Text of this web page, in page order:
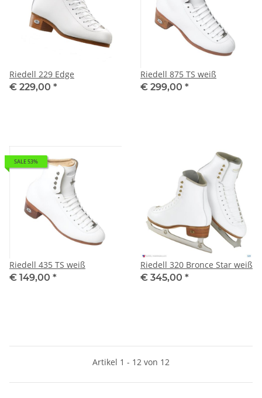
Riedell 229 Edge
€ 229,00 *
Riedell 875 TS weiß
€ 299,00 *
SALE 53%
Riedell 435 TS weiß
€ 149,00 *
Riedell 320 Bronce Star weiß
€ 345,00 *
Artikel 1 - 12 von 12